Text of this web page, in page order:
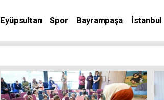
Eyüpsultan Spor Bayrampaşa İstanbul